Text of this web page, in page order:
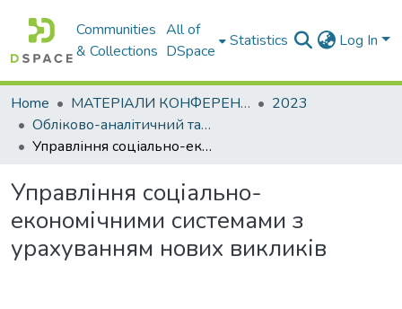
Communities
& Collections
All of
DSpace
Statistics Log In
Home МАТЕРІАЛИ КОНФЕРЕНЦІЙ
2023
Обліково-аналітичний та економіко-фінансовий інструментарій управління сучасним підприємством: міжнародний досвід
Управління соціально-економічними системами з урахуванням нових викликів
Управління соціально-
економічними системами з
урахуванням нових викликів